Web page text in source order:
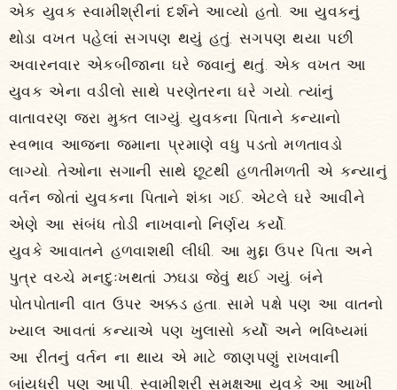
એક યુવક સ્વામીશ્રીનાં દર્શને આવ્યો હતો. આ યુવકનું
થોડા વખત પહેલાં સગપણ થયું હતું. સગપણ થયા પછી
અવારનવાર એકબીજાના ઘરે જવાનું થતું. એક વખત આ
યુવક એના વડીલો સાથે પરણેતરના ઘરે ગયો. ત્યાંનું
વાતાવરણ જરા મુક્ત લાગ્યું. યુવકના પિતાને કન્યાનો
સ્વભાવ આજના જમાના પ્રમાણે વધુ પડતો મળતાવડો
લાગ્યો. તેઓના સગાની સાથે છૂટથી હળતીમળતી એ કન્યાનું
વર્તન જોતાં યુવકના પિતાને શંકા ગઈ. એટલે ઘરે આવીને
એણે આ સંબંધ તોડી નાખવાનો નિર્ણય કર્યો.
યુવકે આવાતને હળવાશથી લીધી. આ મુદ્દા ઉપર પિતા અને
પુત્ર વચ્ચે મનદુઃખથતાં ઝઘડા જેવું થઈ ગયું. બંને
પોતપોતાની વાત ઉપર અક્કડ હતા. સામે પક્ષે પણ આ વાતનો
ખ્યાલ આવતાં કન્યાએ પણ ખુલાસો કર્યો અને ભવિષ્યમાં
આ રીતનું વર્તન ના થાય એ માટે જાણપણું રાખવાની
બાંયધરી પણ આપી. સ્વામીશ્રી સમક્ષઆ યુવકે આ આખી